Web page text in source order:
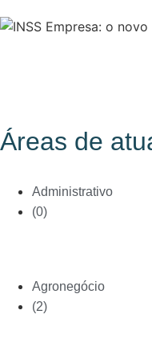
Áreas de
Administrativo
(0)
Agronegócio
(2)